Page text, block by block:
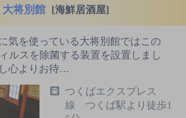
将別館 [海鮮居酒屋]
気を使っている大将別館ではこの
ルスを除菌する装置を設置しまし
心よりお待…
つくばエクスプレス
線 つくば駅より徒歩1